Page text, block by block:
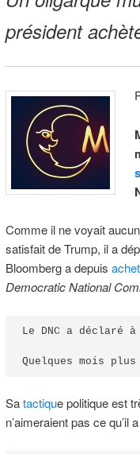
président
Comme il ne voyait
satisfait de Trump, il a
Bloomberg a depuis
Democratic National
Le DNC a déclaré
Quelques mois
Satactique politique est
n’aimeraient pas ce qu’il